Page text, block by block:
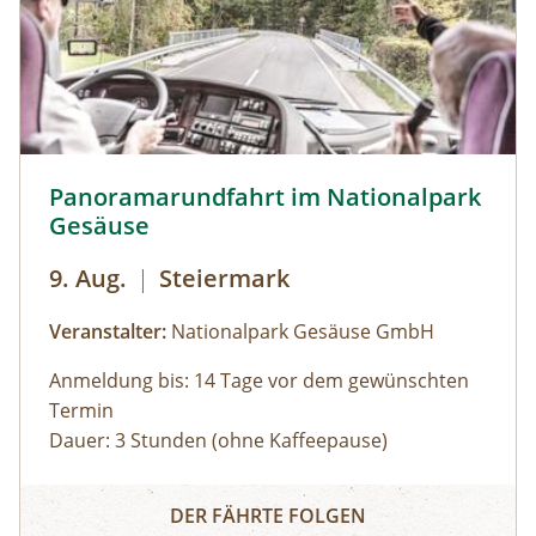
rollstuhlgerechtes WC. Kosten für
Forschungsprogramme (11:00, 14:00 und 16:00
Uhr): Erwachsene: € 7,00Kinder und Jugendliche
bis 15 Jahre: € 5,00Familienkarte (max. 4
Personen): € 12,00
Panoramarundfahrt im Nationalpark
Gesäuse
9. Aug. | Steiermark
Veranstalter: Nationalpark Gesäuse GmbH
Anmeldung bis: 14 Tage vor dem gewünschten
Termin
Dauer: 3 Stunden (ohne Kaffeepause)
Gesäuse mit Nationalpark Ranger:in – wilde
Natur und besondere Orte.
Panoramarundfahrt im Nationalpark Gesäuse
DER FÄHRTE FOLGEN